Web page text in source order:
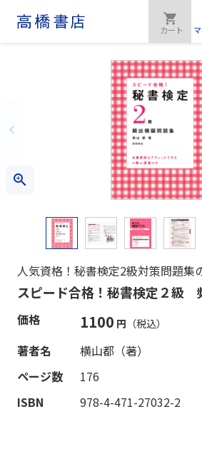
人気資格！秘書検定2級対策問題集
スピード合格！秘書検定２級
価格 1100 円 （税込）
著者名
横山都（著）
ページ数
176
ISBN
978-4-471-27032-2